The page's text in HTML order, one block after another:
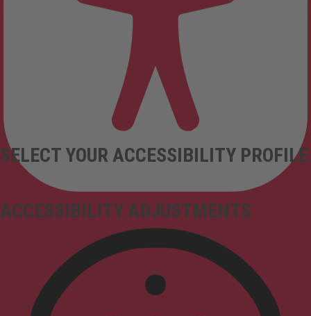
ACCESSIBILITY ADJUSTMENTS
SELECT YOUR ACCESSIBILITY PROFILE